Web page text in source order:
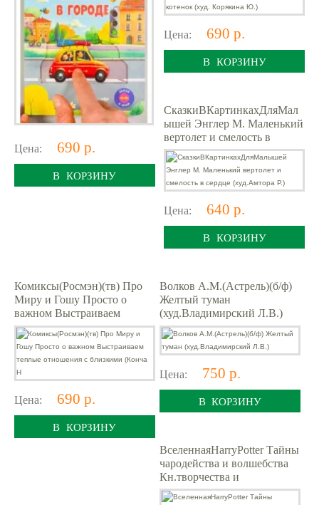
Цена: 690 р.
В КОРЗИНУ
Цена: 690 р.
В КОРЗИНУ
СказкиВКартинкахДляМал
ышей Энглер М. Маленький
вертолет и смелость в
сердце (худ.Амтора Р.)
Цена: 640 р.
В КОРЗИНУ
Комиксы(Росмэн)(тв) Про
Миру и Гошу Просто о
важном Выстраиваем
теплые отношения с
близкими (Конча Н
Цена: 690 р.
В КОРЗИНУ
Волков А.М.(Астрель)(б/ф)
Желтый туман
(худ.Владимирский Л.В.)
Цена: 750 р.
В КОРЗИНУ
ВселеннаяHarryPotter Тайны
чародейства и волшебства
Кн.творчества и
вдохновения [Гарри]